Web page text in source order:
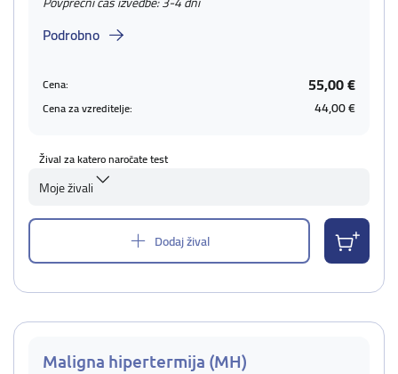
Podrobno
Cena: 55,00 €
Cena za vzreditelje: 44,00 €
Žival za katero naročate test
Moje živali
Dodaj žival
Maligna hipertermija (MH)